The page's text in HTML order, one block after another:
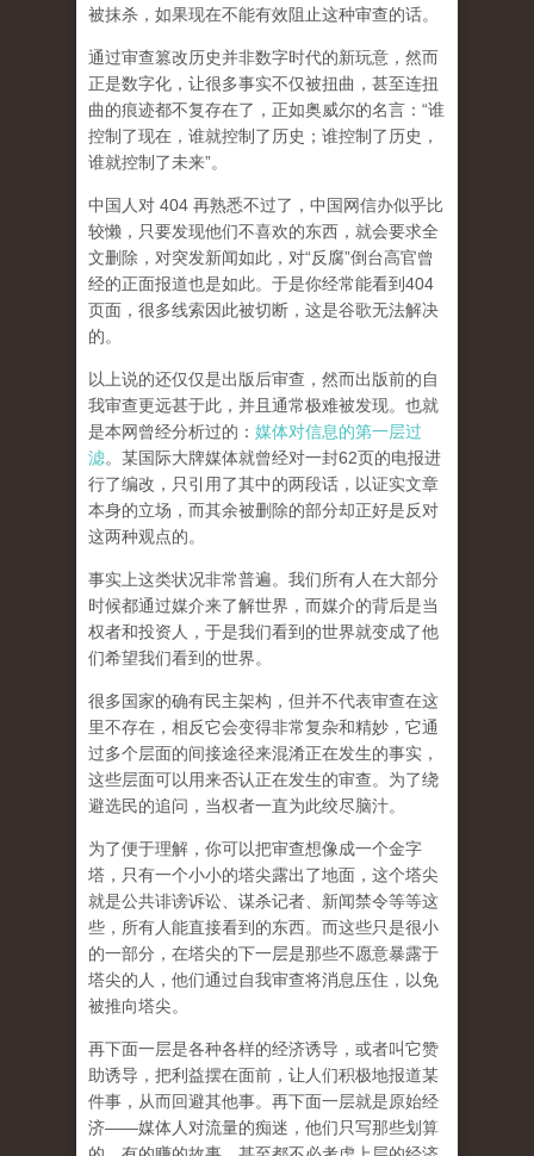
被抹杀，如果现在不能有效阻止这种审查的话。
通过审查篡改历史并非数字时代的新玩意，然而
正是数字化，让很多事实不仅被扭曲，甚至连扭
曲的痕迹都不复存在了，正如奥威尔的名言：“谁
控制了现在，谁就控制了历史；谁控制了历史，
谁就控制了未来”。
中国人对 404 再熟悉不过了，中国网信办似乎比
较懒，只要发现他们不喜欢的东西，就会要求全
文删除，对突发新闻如此，对“反腐”倒台高官曾
经的正面报道也是如此。于是你经常能看到404
页面， 很多线索因此被切断，这是谷歌无法解决
的。
以上说的还仅仅是出版后审查，然而出版前的自
我审查更远甚于此，并且通常极难被发现。 也就
是本网曾经分析过的： 媒体对信息的第一层过
滤。某国际大牌媒体就曾经对一封62页的电报进
行了编改，只引用了其中的两段话，以证实文章
本身的立场，而其余被删除的部分却正好是反对
这两种观点的。
事实上这类状况非常普遍。我们所有人在大部分
时候都通过媒介来了解世界，而媒介的背后是当
权者和投资人，于是我们看到的世界就变成了他
们希望我们看到的世界。
很多国家的确有民主架构，但并不代表审查在这
里不存在，相反它会变得非常复杂和精妙，它通
过多个层面的间接途径来混淆正在发生的事实，
这些层面可以用来否认正在发生的审查。为了绕
避选民的追问，当权者一直为此绞尽脑汁。
为了便于理解，你可以把审查想像成一个金字
塔，只有一个小小的塔尖露出了地面，这个塔尖
就是公共诽谤诉讼、谋杀记者、新闻禁令等等这
些，所有人能直接看到的东西。而这些只是很小
的一部分，在塔尖的下一层是那些不愿意暴露于
塔尖的人，他们通过自我审查将消息压住，以免
被推向塔尖。
再下面一层是各种各样的经济诱导，或者叫它赞
助诱导，把利益摆在面前，让人们积极地报道某
件事，从而回避其他事。再下面一层就是原始经
济——媒体人对流量的痴迷，他们只写那些划算